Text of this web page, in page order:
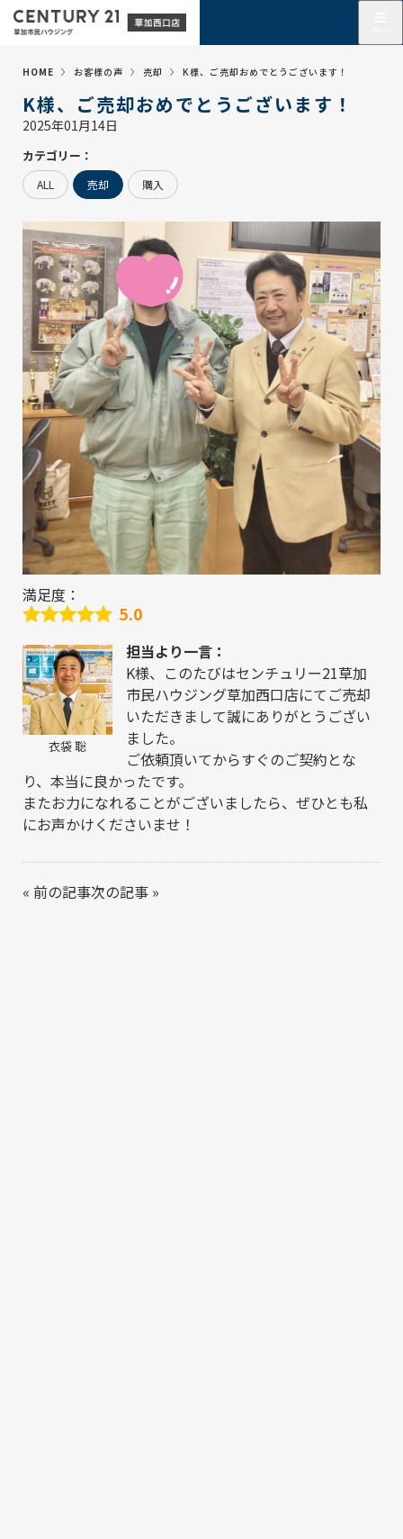
HOME お客様の声 売却 K様、ご売却おめでとうございます！
K様、ご売却おめでとうございます！
2025年01月14日
カテゴリー：
ALL 売却 購入
満足度：
5.0
衣袋 聡
担当より一言：
K様、このたびはセンチュリー21草加
市民ハウジング草加西口店にてご売却
いただきまして誠にありがとうござい
ました。
ご依頼頂いてからすぐのご契約とな
り、本当に良かったです。
またお力になれることがございましたら、ぜひとも私
にお声かけくださいませ！
« 前の記事次の記事 »